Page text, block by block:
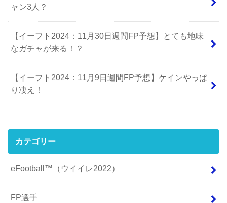
ャン3人？
【イーフト2024：11月30日週間FP予想】とても地味
なガチャが来る！？
【イーフト2024：11月9日週間FP予想】ケインやっぱ
り凄え！
カテゴリー
eFootball™（ウイイレ2022）
FP選手